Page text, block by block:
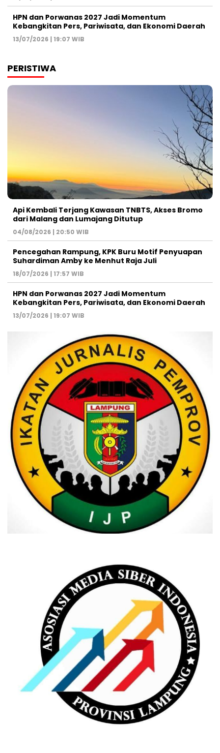
HPN dan Porwanas 2027 Jadi Momentum
Kebangkitan Pers, Pariwisata, dan Ekonomi Daerah
13/07/2026 | 19:07 WIB
PERISTIWA
Api Kembali Terjang Kawasan TNBTS, Akses Bromo
dari Malang dan Lumajang Ditutup
04/08/2026 | 20:50 WIB
Pencegahan Rampung, KPK Buru Motif Penyuapan
Suhardiman Amby ke Menhut Raja Juli
18/07/2026 | 17:57 WIB
HPN dan Porwanas 2027 Jadi Momentum
Kebangkitan Pers, Pariwisata, dan Ekonomi Daerah
13/07/2026 | 19:07 WIB